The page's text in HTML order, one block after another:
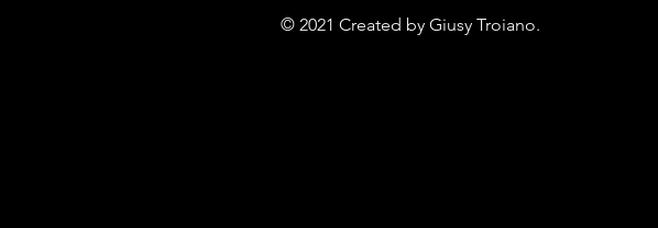
© 2021 Created by Giusy Troiano.